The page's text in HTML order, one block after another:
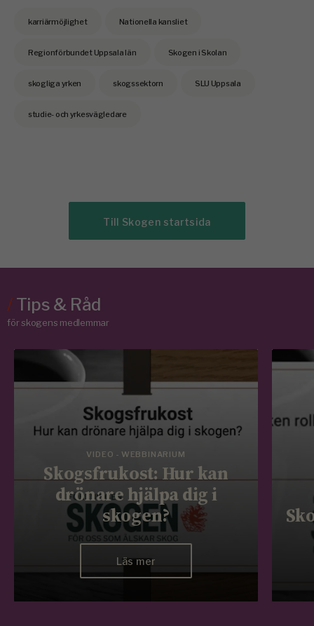
karriärmöjlighet Nationella kansliet
Regionförbundet Uppsala län Skogen i Skolan
skogliga yrken skogssektorn SLU Uppsala
studie- och yrkesvägledare
Till Skogen startsida
/Tips & Råd
för skogens medlemmar
VIDEO - WEBBINARIUM
Skogsfrukost: Hur kan
drönare hjälpa dig i
skogen?
Läs mer